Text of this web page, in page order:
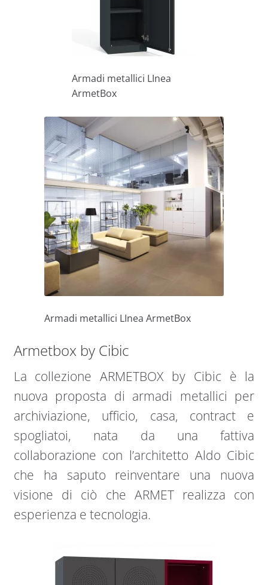
Armadi metallici LInea
ArmetBox
Armadi metallici LInea ArmetBox
Armetbox by Cibic
La collezione ARMETBOX by Cibic è la
nuova proposta di armadi metallici per
archiviazione, ufficio, casa, contract e
spogliatoi, nata da una fattiva
collaborazione con l’architetto Aldo Cibic
che ha saputo reinventare una nuova
visione di ciò che ARMET realizza con
esperienza e tecnologia.